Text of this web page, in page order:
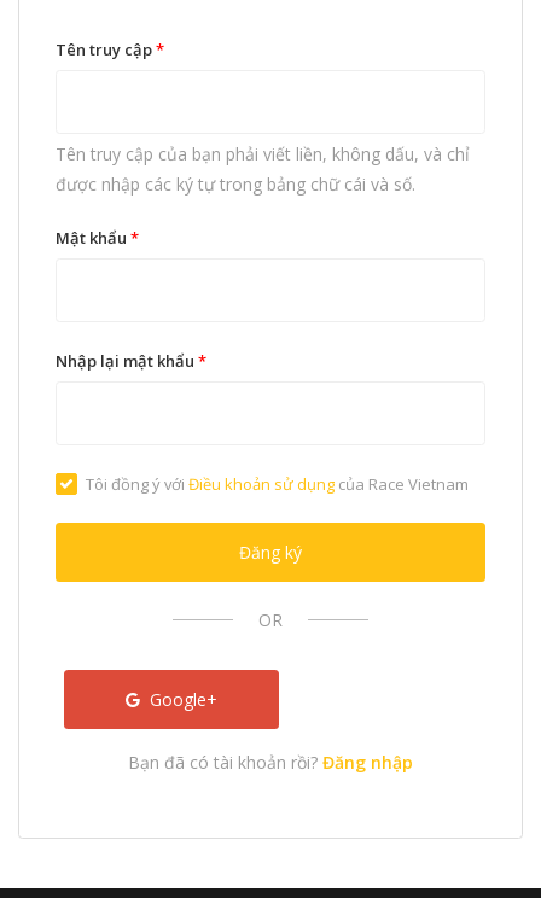
Tên truy cập*
Tên truy cập của bạn phải viết liền, không dấu, và chỉ
được nhập các ký tự trong bảng chữ cái và số.
Mật khẩu *
Nhập lại mật khẩu *
Tôi đồng ý với Điều khoản sử dụngcủa Race Vietnam
Đăng ký
OR
Google+
Bạn đã có tài khoản rồi? Đăng nhập